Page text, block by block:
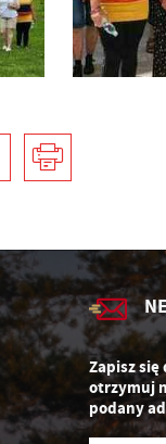
Zapisz
otrzymuj
podany